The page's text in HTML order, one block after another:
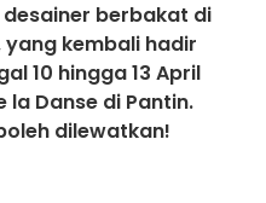
berbakat di
yang kembali hadir
10 hingga 13 April
la Danse di Pantin.
dilewatkan!